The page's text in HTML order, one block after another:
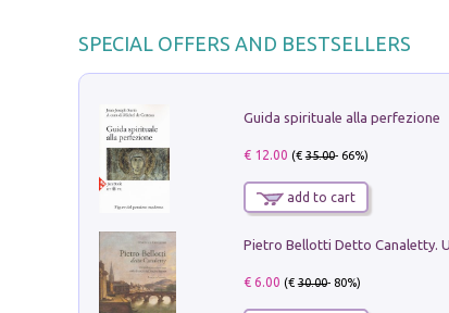
SPECIAL OFFERS AND BESTSELLERS
Guida spirituale alla perfezione
€ 12.00 (€35.00- 66%)
add to cart
€ 6.00 (€30.00- 80%)